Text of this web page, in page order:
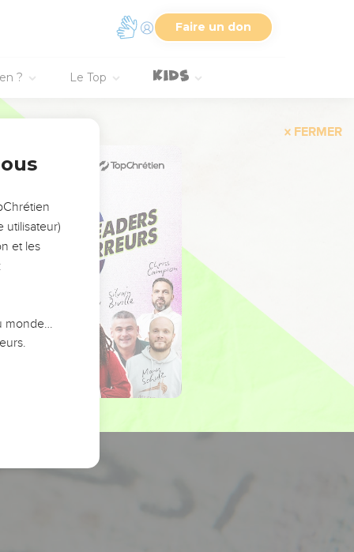
Faire un don
? Le Top
FERMER
utilisateur)
et les
monde…